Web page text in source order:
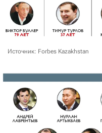
Источник: Forbes Kazakhstan